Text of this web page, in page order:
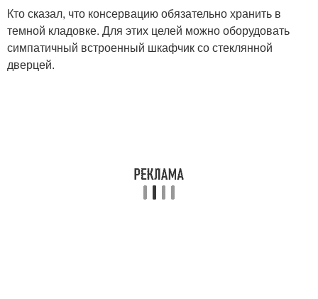
Кто сказал, что консервацию обязательно хранить в
темной кладовке. Для этих целей можно оборудовать
симпатичный встроенный шкафчик со стеклянной
дверцей.